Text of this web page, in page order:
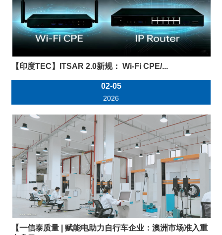
【印度TEC】ITSAR 2.0新规： Wi-Fi CPE/...
02-05
2026
【一信泰质量 | 赋能电助力自行车企业：澳洲市场准入重